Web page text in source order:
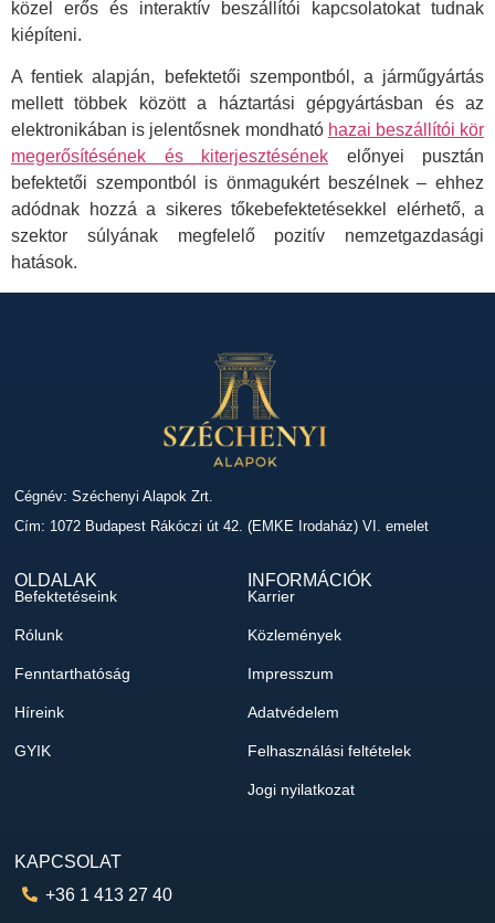
közel erős és interaktív beszállítói kapcsolatokat tudnak
kiépíteni.
A fentiek alapján, befektetői szempontból, a járműgyártás
mellett többek között a háztartási gépgyártásban és az
elektronikában is jelentősnek mondható hazai beszállítói kör
megerősítésének és kiterjesztésének előnyei pusztán
befektetői szempontból is önmagukért beszélnek – ehhez
adódnak hozzá a sikeres tőkebefektetésekkel elérhető, a
szektor súlyának megfelelő pozitív nemzetgazdasági
hatások.
Cégnév: Széchenyi Alapok Zrt.
Cím: 1072 Budapest Rákóczi út 42. (EMKE Irodaház) VI. emelet
OLDALAK
Befektetéseink
Rólunk
Fenntarthatóság
Híreink
GYIK
INFORMÁCIÓK
Karrier
Közlemények
Impresszum
Adatvédelem
Felhasználási feltételek
Jogi nyilatkozat
KAPCSOLAT
+36 1 413 27 40